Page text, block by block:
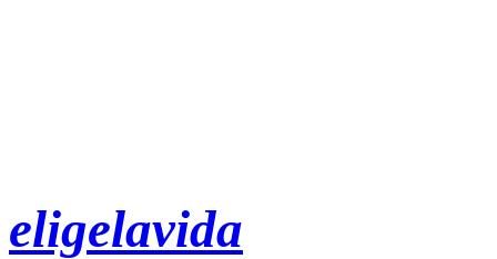
eligelavida